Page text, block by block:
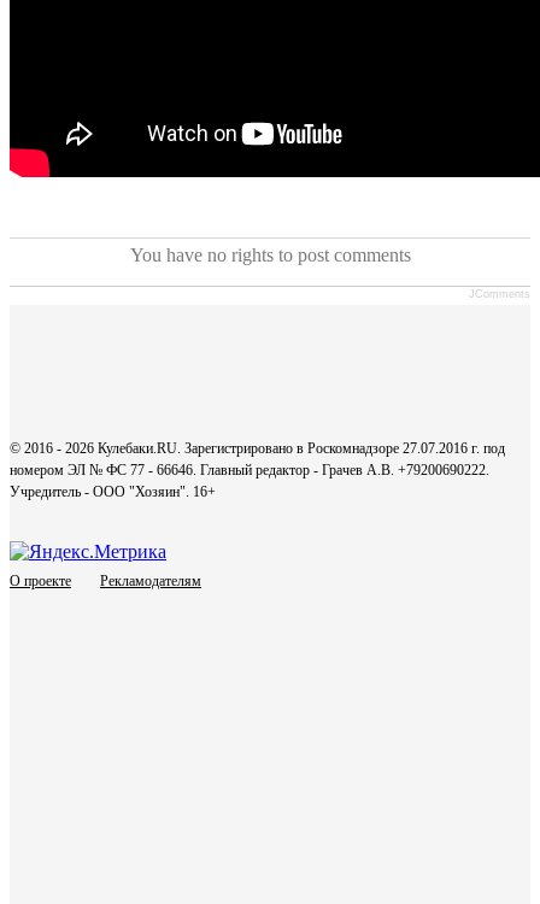
You have no rights to post comments
JComments
© 2016 - 2026 Кулебаки.RU. Зарегистрировано в Роскомнадзоре 27.07.2016 г. под
номером ЭЛ № ФС 77 - 66646. Главный редактор - Грачев А.В. +79200690222.
Учредитель - ООО "Хозяин". 16+
О проекте Рекламодателям